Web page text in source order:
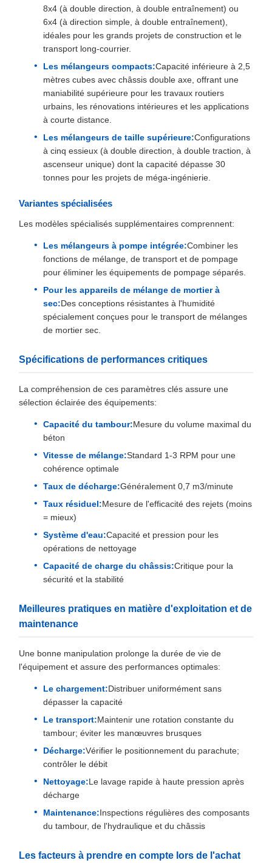
8x4 (à double direction, à double entraînement) ou
6x4 (à direction simple, à double entraînement),
idéales pour les grands projets de construction et le
transport long-courrier.
Les mélangeurs compacts:Capacité inférieure à 2,5
mètres cubes avec châssis double axe, offrant une
maniabilité supérieure pour les travaux routiers
urbains, les rénovations intérieures et les applications
à courte distance.
Les mélangeurs de taille supérieure:Configurations
à cinq essieux (à double direction, à double traction, à
ascenseur unique) dont la capacité dépasse 30
tonnes pour les projets de méga-ingénierie.
Variantes spécialisées
Les modèles spécialisés supplémentaires comprennent:
Les mélangeurs à pompe intégrée:Combiner les
fonctions de mélange, de transport et de pompage
pour éliminer les équipements de pompage séparés.
Pour les appareils de mélange de mortier à
sec:Des conceptions résistantes à l'humidité
spécialement conçues pour le transport de mélanges
de mortier sec.
Spécifications de performances critiques
La compréhension de ces paramètres clés assure une
sélection éclairée des équipements:
Capacité du tambour:Mesure du volume maximal du
béton
Vitesse de mélange:Standard 1-3 RPM pour une
cohérence optimale
Taux de décharge:Généralement 0,7 m3/minute
Taux résiduel:Mesure de l'efficacité des rejets (moins
= mieux)
Système d'eau:Capacité et pression pour les
opérations de nettoyage
Capacité de charge du châssis:Critique pour la
sécurité et la stabilité
Meilleures pratiques en matière d'exploitation et de
maintenance
Une bonne manipulation prolonge la durée de vie de
l'équipement et assure des performances optimales:
Le chargement:Distribuer uniformément sans
dépasser la capacité
Le transport:Maintenir une rotation constante du
tambour; éviter les manœuvres brusques
Décharge:Vérifier le positionnement du parachute;
contrôler le débit
Nettoyage:Le lavage rapide à haute pression après
décharge
Maintenance:Inspections régulières des composants
du tambour, de l'hydraulique et du châssis
Les facteurs à prendre en compte lors de l'achat